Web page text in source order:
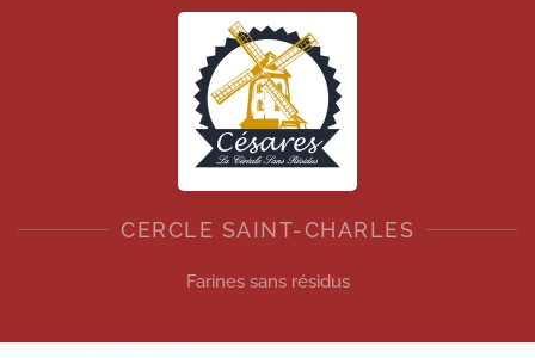
CERCLE SAINT-CHARLES
Farines sans résidus